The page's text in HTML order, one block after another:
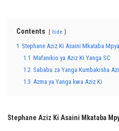
Contents hide
1 Stephane Aziz Ki Asaini Mkataba
1.1 Mafanikio ya Aziz Ki Yanga SC
1.2 Sababu za Yanga Kumbakisha
1.3 Azma ya Yanga kwa Aziz Ki
Stephane Aziz Ki Asaini Mkataba